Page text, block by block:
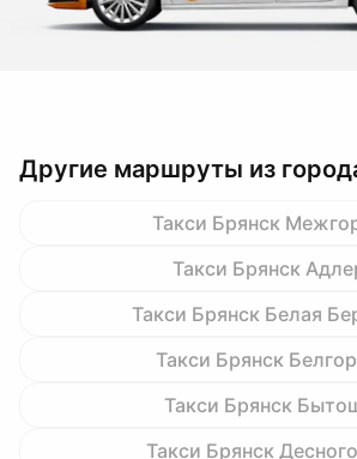
Другие маршруты из
Такси Брянск
Такси Брянск
Такси Брянск Белая
Такси Брянск
Такси Брянск
Такси Брянск